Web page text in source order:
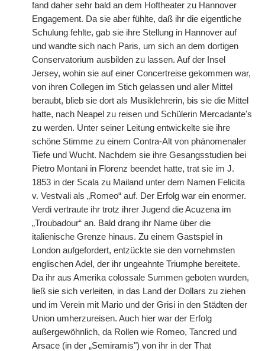
fand daher sehr bald an dem Hoftheater zu Hannover
Engagement. Da sie aber fühlte, daß ihr die eigentliche
Schulung fehlte, gab sie ihre Stellung in Hannover auf
und wandte sich nach Paris, um sich an dem dortigen
Conservatorium ausbilden zu lassen. Auf der Insel
Jersey, wohin sie auf einer Concertreise gekommen war,
von ihren Collegen im Stich gelassen und aller Mittel
beraubt, blieb sie dort als Musiklehrerin, bis sie die Mittel
hatte, nach Neapel zu reisen und Schülerin Mercadante's
zu werden. Unter seiner Leitung entwickelte sie ihre
schöne Stimme zu einem Contra-Alt von phänomenaler
Tiefe und Wucht. Nachdem sie ihre Gesangsstudien bei
Pietro Montani in Florenz beendet hatte, trat sie im J.
1853 in der Scala zu Mailand unter dem Namen Felicita
v. Vestvali als „Romeo“ auf. Der Erfolg war ein enormer.
Verdi vertraute ihr trotz ihrer Jugend die Acuzena im
„Troubadour“ an. Bald drang ihr Name über die
italienische Grenze hinaus. Zu einem Gastspiel in
London aufgefordert, entzückte sie den vornehmsten
englischen Adel, der ihr ungeahnte Triumphe bereitete.
Da ihr aus Amerika colossale Summen geboten wurden,
ließ sie sich verleiten, in das Land der Dollars zu ziehen
und im Verein mit Mario und der Grisi in den Städten der
Union umherzureisen. Auch hier war der Erfolg
außergewöhnlich, da Rollen wie Romeo, Tancred und
Arsace (in der „Semiramis") von ihr in der That